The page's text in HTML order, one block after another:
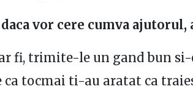
daca vor cere cumva ajutorul,
fi, trimite-le un gand bun
tocmai ti-au aratat ca